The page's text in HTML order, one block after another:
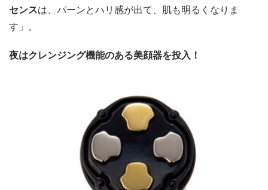
センスは、パーンとハリ感が出て、肌も明るくなりま
す」。
夜はクレンジング機能のある美顔器を投入！